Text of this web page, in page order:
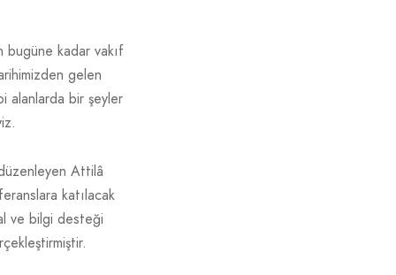
bugüne kadar vakıf
gelen
alanlarda bir şeyler
Attilâ
katılacak
ve bilgi desteği